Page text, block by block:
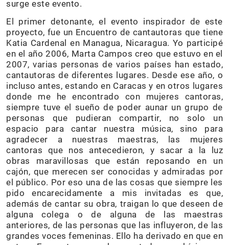
surge este evento.
El primer detonante, el evento inspirador de este
proyecto, fue un Encuentro de cantautoras que tiene
Katia Cardenal en Managua, Nicaragua. Yo participé
en el año 2006, Marta Campos creo que estuvo en el
2007, varias personas de varios países han estado,
cantautoras de diferentes lugares. Desde ese año, o
incluso antes, estando en Caracas y en otros lugares
donde me he encontrado con mujeres cantoras,
siempre tuve el sueño de poder aunar un grupo de
personas que pudieran compartir, no solo un
espacio para cantar nuestra música, sino para
agradecer a nuestras maestras, las mujeres
cantoras que nos antecedieron, y sacar a la luz
obras maravillosas que están reposando en un
cajón, que merecen ser conocidas y admiradas por
el público. Por eso una de las cosas que siempre les
pido encarecidamente a mis invitadas es que,
además de cantar su obra, traigan lo que deseen de
alguna colega o de alguna de las maestras
anteriores, de las personas que las influyeron, de las
grandes voces femeninas. Ello ha derivado en que en